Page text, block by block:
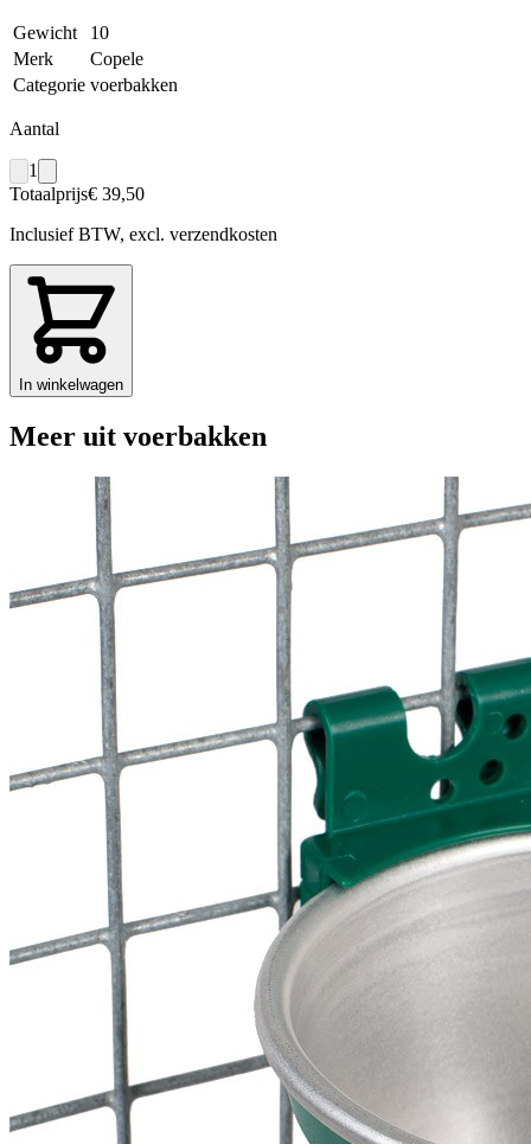
Gewicht
10
Merk
Copele
Categorie voerbakken
Aantal
1
Totaalprijs€ 39,50
Inclusief BTW, excl. verzendkosten
In winkelwagen
Meer uit voerbakken